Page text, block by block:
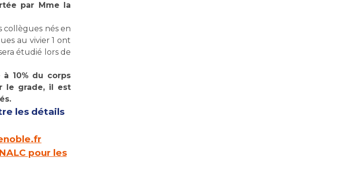
par Mme la
collègues nés en
au vivier 1 ont
étudié lors de
10% du corps
le grade, il est
les détails
pour les